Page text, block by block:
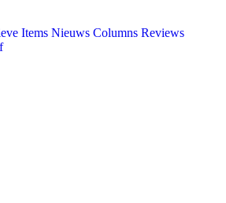
Items Nieuws Columns Reviews